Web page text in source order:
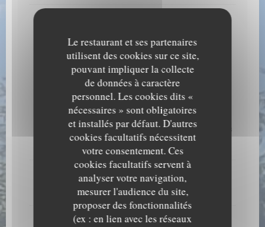
Le restaurant et ses partenaires
utilisent des cookies sur ce site,
pouvant impliquer la collecte
de données à caractère
personnel. Les cookies dits «
nécessaires » sont obligatoires
et installés par défaut. D'autres
cookies facultatifs nécessitent
votre consentement. Ces
cookies facultatifs servent à
analyser votre navigation,
mesurer l'audience du site,
proposer des fonctionnalités
(ex : en lien avec les réseaux
Liste des allergènes
25,50 EUR
Menu Enfant
Steak haché pur bœuf ou poulet pané maison
Accompagné de pommes de terre sautées ou de légumes
Tartiflette, Tartichèvre, Croziflette
15,50 EUR
Dessert : Glace 1 boule ou Fondant au chocolat